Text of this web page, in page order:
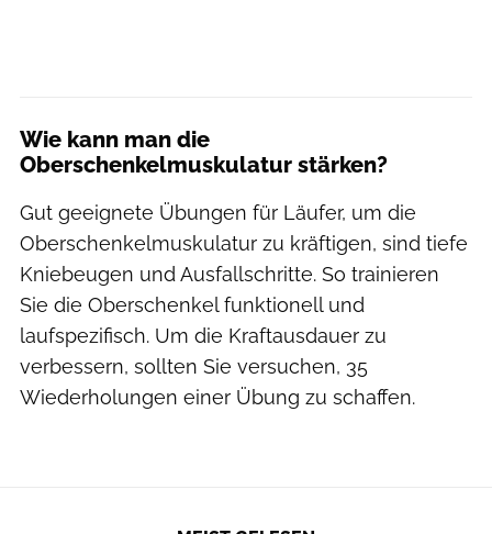
Wie kann man die
Oberschenkelmuskulatur stärken?
Gut geeignete Übungen für Läufer, um die
Oberschenkelmuskulatur zu kräftigen, sind tiefe
Kniebeugen und Ausfallschritte. So trainieren
Sie die Oberschenkel funktionell und
laufspezifisch. Um die Kraftausdauer zu
verbessern, sollten Sie versuchen, 35
Wiederholungen einer Übung zu schaffen.